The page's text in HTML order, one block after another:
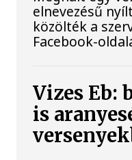
elnevezésű
közölték a
Facebook-
Vizes Eb:
is